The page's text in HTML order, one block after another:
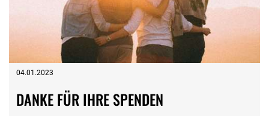
04.01.2023
DANKE FÜR IHRE SPENDEN